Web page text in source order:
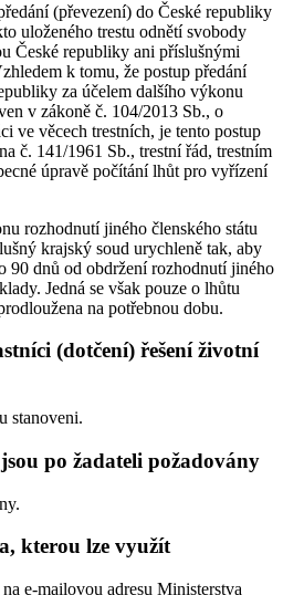
(převezení) do České republiky
uloženého trestu odnětí svobody
České republiky ani příslušnými
k tomu, že postup předání
za účelem dalšího výkonu
v zákoně č. 104/2013 Sb., o
ve věcech trestních, je tento postup
č. 141/1961 Sb., trestní řád, trestním
úpravě počítání lhůt pro vyřízení
rozhodnutí jiného členského státu
krajský soud urychleně tak, aby
90 dnů od obdržení rozhodnutí jiného
Jedná se však pouze o lhůtu
na potřebnou dobu.
(dotčení) řešení životní
stanoveni.
po žadateli požadovány
kterou lze využít
e-mailovou adresu Ministerstva